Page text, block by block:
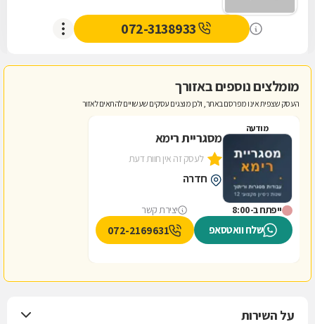
072-3138933
מומלצים נוספים באזורך
העסק שצפית אינו מפרסם באתר, ולכן מוצגים עסקים שעשויים להתאים לאזור
מודעה
מסגריית רימא
לעסק זה אין חוות דעת
חדרה
ייפתח ב-8:00 יצירת קשר
שלח וואטסאפ 072-2169631
על השירות